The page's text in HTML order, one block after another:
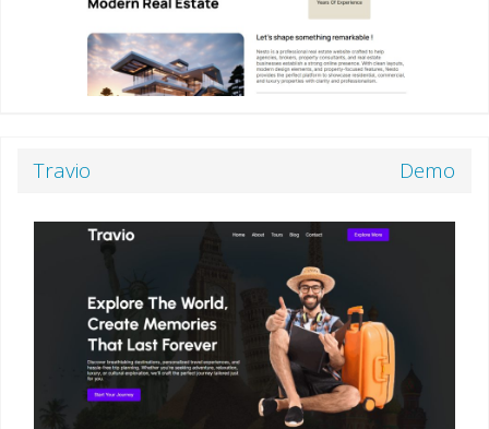
Travio Demo